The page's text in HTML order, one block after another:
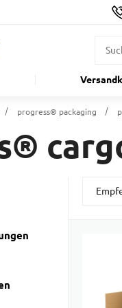
progress® packaging